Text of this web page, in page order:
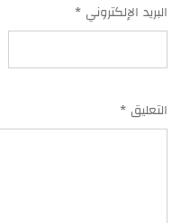
البريد الإلكتروني*
التعليق *